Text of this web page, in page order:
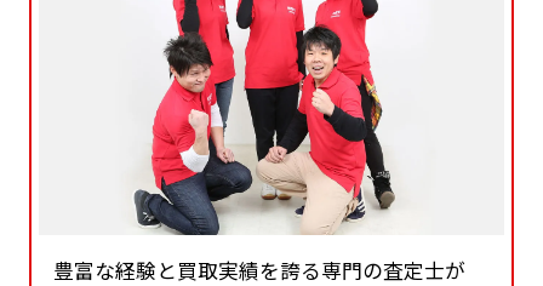
豊富な経験と買取実績を誇る専門の査定士が